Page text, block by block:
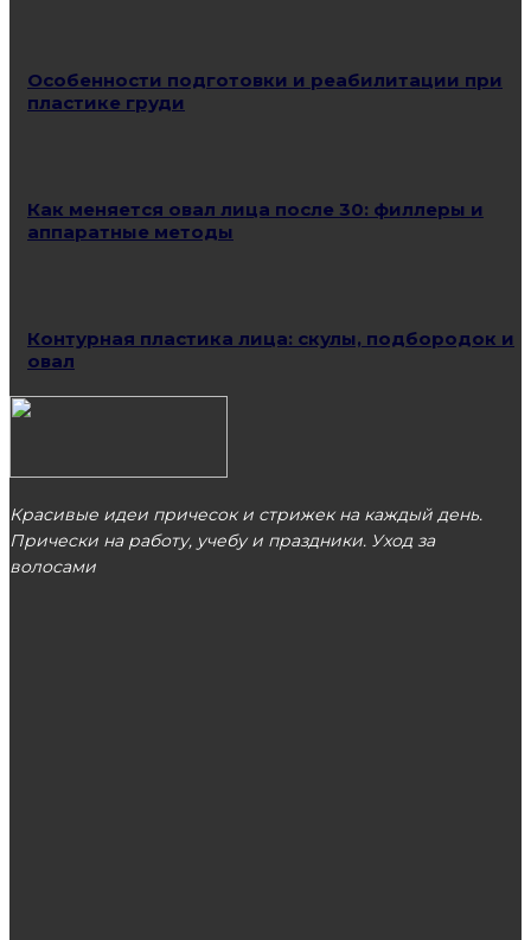
Особенности подготовки и реабилитации при
пластике груди
Как меняется овал лица после 30: филлеры и
аппаратные методы
Контурная пластика лица: скулы, подбородок и
овал
Красивые идеи причесок и стрижек на каждый день.
Прически на работу, учебу и праздники. Уход за
волосами